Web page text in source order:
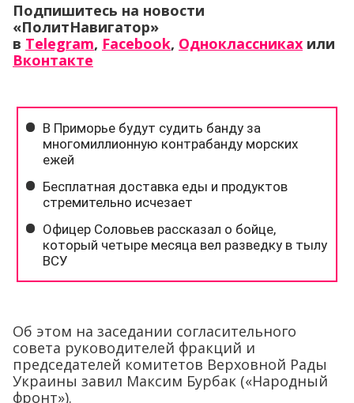
Подпишитесь на новости
«ПолитНавигатор»
в Telegram, Facebook, Одноклассниках или
Вконтакте
Об этом на заседании согласительного
совета руководителей фракций и
председателей комитетов Верховной Рады
Украины завил Максим Бурбак («Народный
фронт»).